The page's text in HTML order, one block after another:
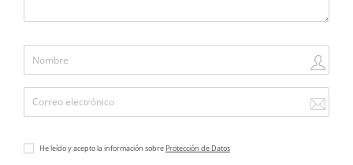
He leído y acepto la información sobre Protección de Datos